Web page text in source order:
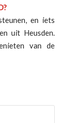
en iets
uit Heusden.
van de